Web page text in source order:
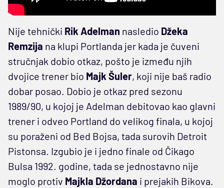
Nije tehnički Rik Adelman nasledio Džeka
Remzija na klupi Portlanda jer kada je čuveni
stručnjak dobio otkaz, pošto je između njih
dvojice trener bio Majk Šuler, koji nije baš radio
dobar posao. Dobio je otkaz pred sezonu
1989/90, u kojoj je Adelman debitovao kao glavni
trener i odveo Portland do velikog finala, u kojoj
su poraženi od Bed Bojsa, tada surovih Detroit
Pistonsa. Izgubio je i jedno finale od Čikago
Bulsa 1992. godine, tada se jednostavno nije
moglo protiv Majkla Džordana i prejakih Bikova.